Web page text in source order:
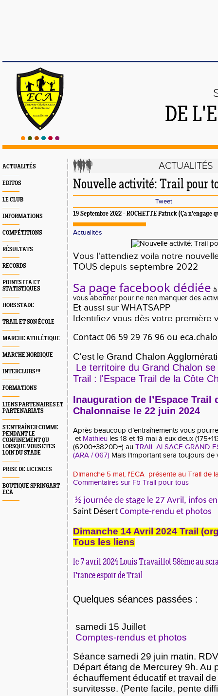
DE
ACTUALITÉS
EDITOS
LE CLUB
INFORMATIONS
COMPÉTITIONS
RÉSULTATS
RECORDS
POINTS FFA ET
STATISTIQUES
HORS STADE
TRAIL ET SON ÉCOLE
MARCHE ATHLÉTIQUE
MARCHE NORDIQUE
INTERCLUBS !!!
FORMATIONS
LIENS PARTENAIRES ET
PARTENARIATS
S’ENTRAÎNER COMME
PENDANT LE
CONFINEMENT OU
LORSQUE VOUS ÊTES
LOIN DU STADE
PRISE DE LICENCES
BOUTIQUE SPRINGART -
ECA
ACTUALITÉS
Nouvelle activité: Trail pour
Tweet
19 Septembre 2022 - ROCHETTE Patrick (Ça n'engage
Actualités
Vous l'attendiez voila notre
TOUS depuis septembre 2022
Sa page facebook dédiée
vous abonner pour ne rien manquer des
Et aussi sur WHATSAPP
Identifiez vous dès votre première
Contact 06 59 29 76 96 ou
C'est le Grand Chalon
Le territoire du Grand Chalon
Trail : l'Espace Trail de la Côte
Inauguration de l’Espace Trail
Chalonnaise le 22 juin 2024
Après beaucoup d’entraînements vous
et Mathieu les 18 et 19 mai à eux deux
(6200+3820D+) au TRAIL ALSACE GRAND
(ARA / 067) Mais l'important sera toujours de
Dimanche 5 mai, l'ECA présente au Trail de
Commentaires sur Fb Trail pour tous
½ journée de stage le 27 Avril, infos
Saint Désert Compte-rendu et photos
Dimanche 14 Avril 2024 Trail
Tous les liens
le 7 avril 2024 Louis Travaillot 58ème au
France espoir de Trail
Quelques séances passées :
samedi 15 Juillet
Comptes-rendus et photos
Séance samedi 29 juin matin.
Départ étang de Mercurey 9h. Au
échauffement éducatif et travail
survitesse. (Pente facile, pente